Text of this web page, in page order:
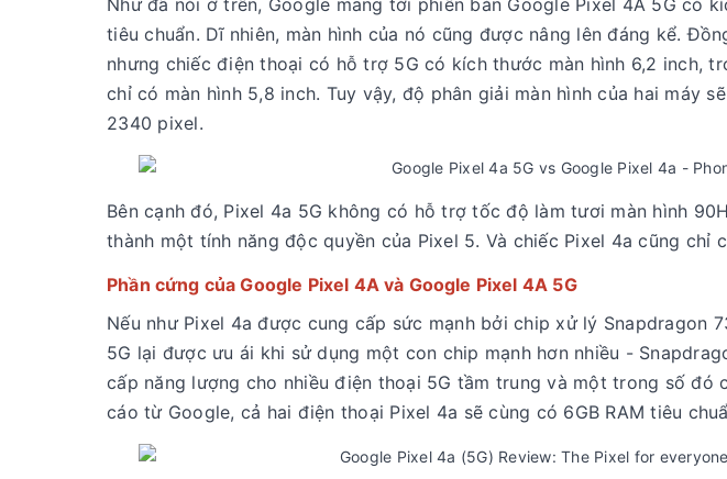
Như đã nói ở trên, Google mang tới phiên bản Google Pixel 4A 5G có
tiêu chuẩn. Dĩ nhiên, màn hình của nó cũng được nâng lên đáng kể.
nhưng chiếc điện thoại có hỗ trợ 5G có kích thước màn hình 6,2 inch,
chỉ có màn hình 5,8 inch. Tuy vậy, độ phân giải màn hình của hai máy
2340 pixel.
Bên cạnh đó, Pixel 4a 5G không có hỗ trợ tốc độ làm tươi màn hình
thành một tính năng độc quyền của Pixel 5. Và chiếc Pixel 4a cũng chỉ
Phần cứng của Google Pixel 4A và Google Pixel 4A 5G
Nếu như Pixel 4a được cung cấp sức mạnh bởi chip xử lý Snapdragon
5G lại được ưu ái khi sử dụng một con chip mạnh hơn nhiều -
cấp năng lượng cho nhiều điện thoại 5G tầm trung và một trong số đó
cáo từ Google, cả hai điện thoại Pixel 4a sẽ cùng có 6GB RAM tiêu